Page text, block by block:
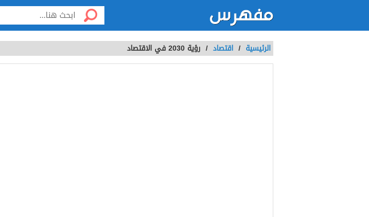
الرئيسية / اقتصاد / رؤية 2030 في الاقتصاد